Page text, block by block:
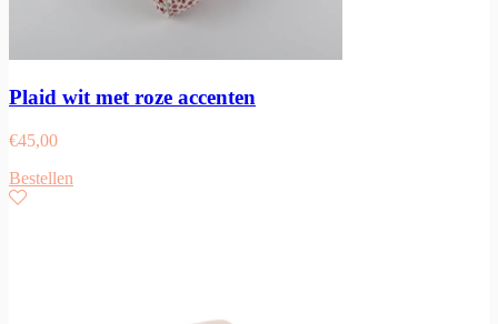
Plaid wit met roze accenten
€45,00
Bestellen